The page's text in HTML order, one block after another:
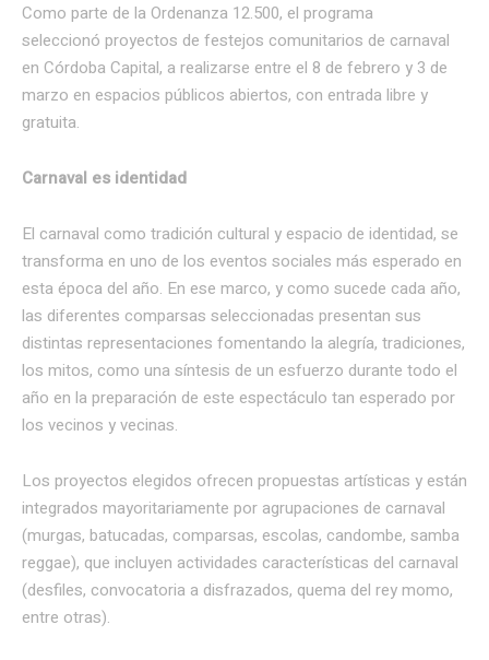
Como parte de la Ordenanza 12.500, el programa
seleccionó proyectos de festejos comunitarios de carnaval
en Córdoba Capital, a realizarse entre el 8 de febrero y 3 de
marzo en espacios públicos abiertos, con entrada libre y
gratuita.
Carnaval es identidad
El carnaval como tradición cultural y espacio de identidad, se
transforma en uno de los eventos sociales más esperado en
esta época del año. En ese marco, y como sucede cada año,
las diferentes comparsas seleccionadas presentan sus
distintas representaciones fomentando la alegría, tradiciones,
los mitos, como una síntesis de un esfuerzo durante todo el
año en la preparación de este espectáculo tan esperado por
los vecinos y vecinas.
Los proyectos elegidos ofrecen propuestas artísticas y están
integrados mayoritariamente por agrupaciones de carnaval
(murgas, batucadas, comparsas, escolas, candombe, samba
reggae), que incluyen actividades características del carnaval
(desfiles, convocatoria a disfrazados, quema del rey momo,
entre otras).